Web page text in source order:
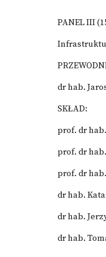
PANEL III
dr hab.
SKŁAD:
prof. dr
prof. dr
prof. dr
dr hab.
dr hab.
dr hab.